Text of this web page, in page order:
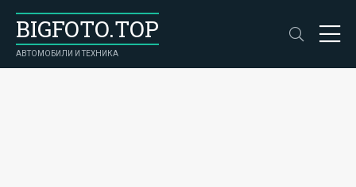
BIGFOTO.TOP
АВТОМОБИЛИ И ТЕХНИКА